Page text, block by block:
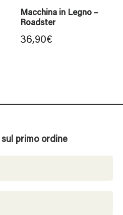
Macchina in Legno –
Roadster
36,90€
primo ordine